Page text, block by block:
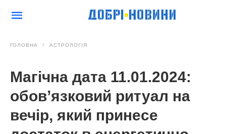
ГОЛОВНА АСТРОЛОГІЯ
Магічна дата 11.01.2024:
обов’язковий ритуал на
вечір, який принесе